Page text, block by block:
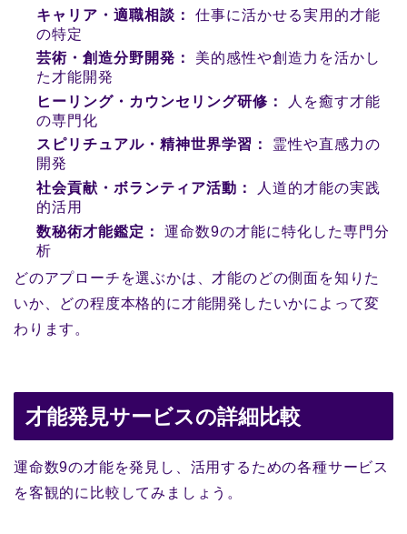
キャリア・適職相談：
仕事に活かせる実用的才能
の特定
芸術・創造分野開発：
美的感性や創造力を活かし
た才能開発
ヒーリング・カウンセリング研修：
人を癒す才能
の専門化
スピリチュアル・精神世界学習：
霊性や直感力の
開発
社会貢献・ボランティア活動：
人道的才能の実践
的活用
数秘術才能鑑定：
運命数9の才能に特化した専門分
析
どのアプローチを選ぶかは、才能のどの側面を知りた
いか、どの程度本格的に才能開発したいかによって変
わります。
才能発見サービスの詳細比較
運命数9の才能を発見し、活用するための各種サービス
を客観的に比較してみましょう。